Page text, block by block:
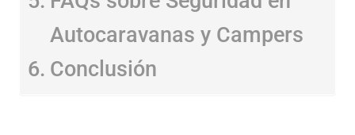
Vídeo
FAQs sobre Seguridad en